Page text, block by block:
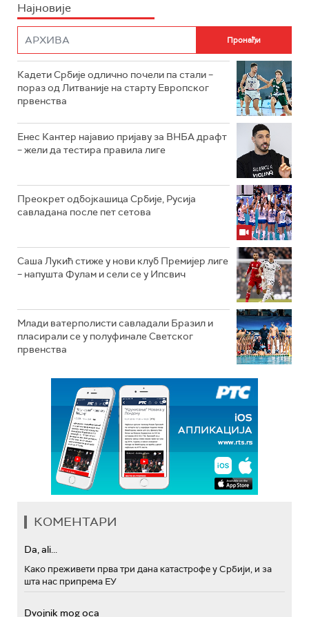
Најновије
Кадети Србије одлично почели па стали –
пораз од Литваније на старту Европског
првенства
Енес Кантер најавио пријаву за ВНБА драфт
– жели да тестира правила лиге
Преокрет одбојкашица Србије, Русија
савладана после пет сетова
Саша Лукић стиже у нови клуб Премијер лиге
– напушта Фулам и сели се у Ипсвич
Млади ватерполисти савладали Бразил и
пласирали се у полуфинале Светског
првенства
КОМЕНТАРИ
Da, ali...
Како преживети прва три дана катастрофе у Србији, и за
шта нас припрема ЕУ
Dvojnik mog oca